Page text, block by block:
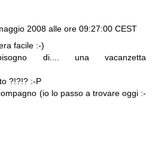
2008 alle ore 09:27:00 CEST
facile :-)
di.... una vacanzetta
?!?!? :-P
(io lo passo a trovare oggi :-